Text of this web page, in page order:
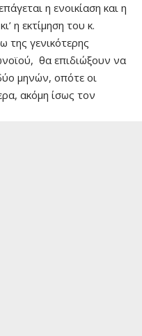
η ενοικίαση και η
η εκτίμηση του κ.
της γενικότερης
θα επιδιώξουν να
μηνών, οπότε οι
ακόμη ίσως τον